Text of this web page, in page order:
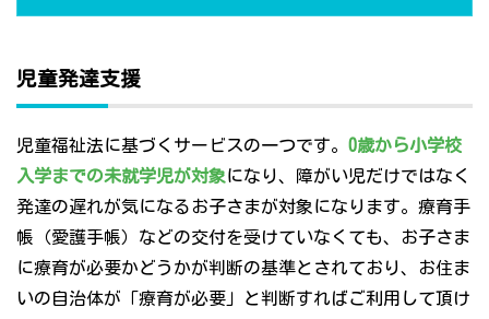
児童発達支援
児童福祉法に基づくサービスの一つです。 0歳から小学校
入学までの未就学児が対象になり、障がい児だけではなく
発達の遅れが気になるお子さまが対象になります。療育手
帳（愛護手帳）などの交付を受けていなくても、お子さま
に療育が必要かどうかが判断の基準とされており、お住ま
いの自治体が「療育が必要」と判断すればご利用して頂け